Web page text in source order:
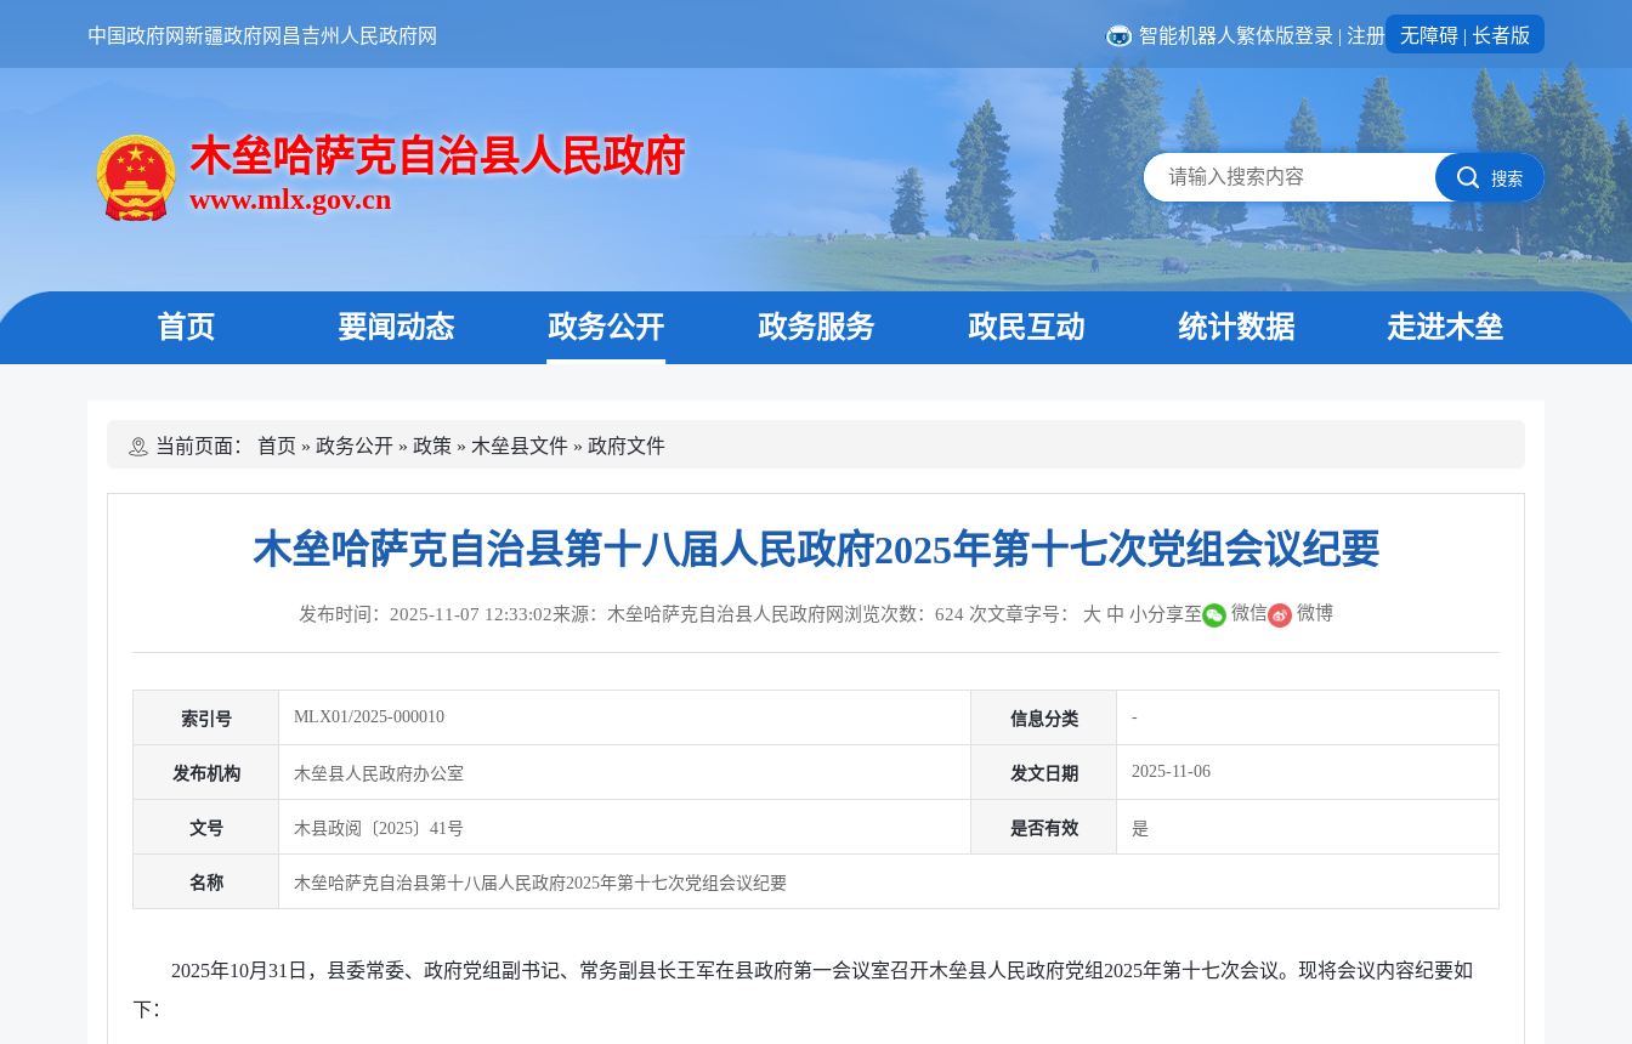
中国政府网新疆政府网 昌吉州人民政府网 智能机器人繁体版登录 | 注册 无障碍 | 长者版
木垒哈萨克自治县人民政府
www.mlx.gov.cn
搜索
首页 要闻动态 政务公开 政务服务 政民互动 统计数据 走进木垒
当前页面： 首页 » 政务公开 » 政策 » 木垒县文件 » 政府文件
木垒哈萨克自治县第十八届人民政府2025年第十七次党组会议纪要
发布时间：2025-11-07 12:33:02来源：木垒哈萨克自治县人民政府网 浏览次数： 624 次文章字号： 大 中 小分享至 微信 微博
索引号 MLX01/2025-000010 信息分类 -
发布机构 木垒县人民政府办公室 发文日期 2025-11-06
文号 木县政阅〔2025〕41号 是否有效 是
名称 木垒哈萨克自治县第十八届人民政府2025年第十七次党组会议纪要
2025年10月31日，县委常委、政府党组副书记、常务副县长王军在县政府第一会议室召开木垒县人民政府党组2025年第十七次会议。现将会议内容纪要如
下：